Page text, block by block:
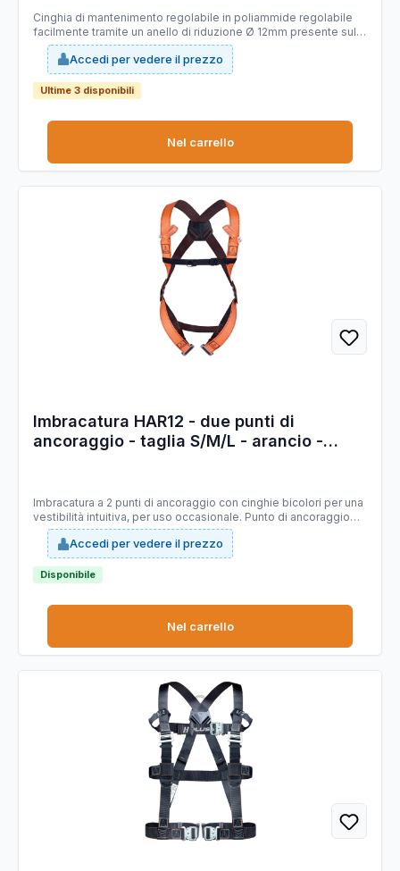
Cinghia di mantenimento regolabile in poliammide regolabile
facilmente tramite un anello di riduzione Ø 12mm presente sulla
corda. Situazioni di arresto di caduta: posizionamento al posto
di lavoro e trattenuta (es. lavori in copertura, su tetti, linea vita,
manutenzione antenne e grondaie ecc). Navetta integrata nella
corda e con indicatore di senso per il movimento verticale.
EN358.
Accedi per vedere il prezzo
Ultime 3 disponibili
Nel carrello
Imbracatura HAR12 - due punti di
ancoraggio - taglia S/M/L - arancio -
Imbracatura a 2 punti di ancoraggio con cinghie bicolori per una
vestibilità intuitiva, per uso occasionale. Punto di ancoraggio
anticaduta: 2 (dorsale/sternale). 2 fibbie manuali. Cinghia
bicolore per rendere più facile indossare l'imbracatura e
guidare la corretta vestibilità. Dotato di sistema NFC che
garantisce la tracciabilità del prodotto. Prodotto certificato fino
a 140kg. Leggerezza: solo 730gr. 2 placche laterali di
regolazione in base alla corporatura.
Accedi per vedere il prezzo
Disponibile
Nel carrello